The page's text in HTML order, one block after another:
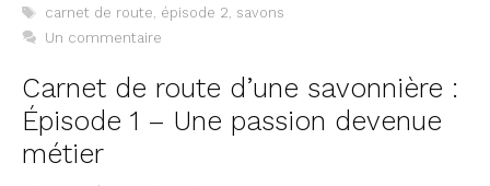
Étiquettes
carnet de route, épisode 2, savons
Un commentaire
Carnet de route d’une savonnière :
Épisode 1 – Une passion devenue
métier